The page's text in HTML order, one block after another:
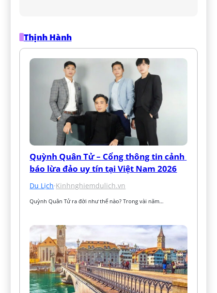
Thịnh Hành
Quỳnh Quân Tử – Cổng thông tin cảnh
báo lừa đảo uy tín tại Việt Nam 2026
Du Lịch·Kinhnghiemdulich.vn
Quỳnh Quân Tử ra đời như thế nào? Trong vài năm…